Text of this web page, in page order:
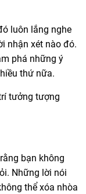
luôn lắng nghe
nhận xét nào đó.
phá những ý
thứ nữa.
tưởng tượng
bạn không
Những lời nói
thể xóa nhòa